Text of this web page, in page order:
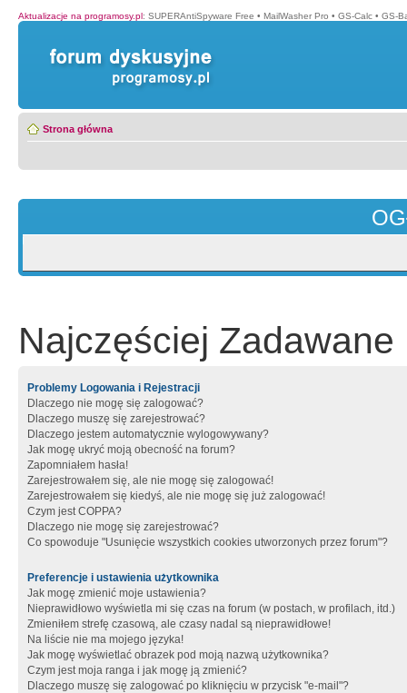
Aktualizacje na programosy.pl: SUPERAntiSpyware Free • MailWasher Pro • GS-Calc • GS-
Strona główna
Najczęściej Zadawane
Problemy Logowania i Rejestracji
Dlaczego nie mogę się zalogować?
Dlaczego muszę się zarejestrować?
Dlaczego jestem automatycznie wylogowywany?
Jak mogę ukryć moją obecność na forum?
Zapomniałem hasła!
Zarejestrowałem się, ale nie mogę się zalogować!
Zarejestrowałem się kiedyś, ale nie mogę się już zalogować!
Czym jest COPPA?
Dlaczego nie mogę się zarejestrować?
Co spowoduje "Usunięcie wszystkich cookies utworzonych przez forum"?
Preferencje i ustawienia użytkownika
Jak mogę zmienić moje ustawienia?
Nieprawidłowo wyświetla mi się czas na forum (w postach, w profilach, itd.)
Zmieniłem strefę czasową, ale czasy nadal są nieprawidłowe!
Na liście nie ma mojego języka!
Jak mogę wyświetlać obrazek pod moją nazwą użytkownika?
Czym jest moja ranga i jak mogę ją zmienić?
Dlaczego muszę się zalogować po kliknięciu w przycisk "e-mail"?